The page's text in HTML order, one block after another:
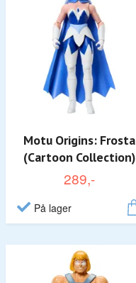
Motu Origins: Frosta
(Cartoon Collection)
289,-
På lager